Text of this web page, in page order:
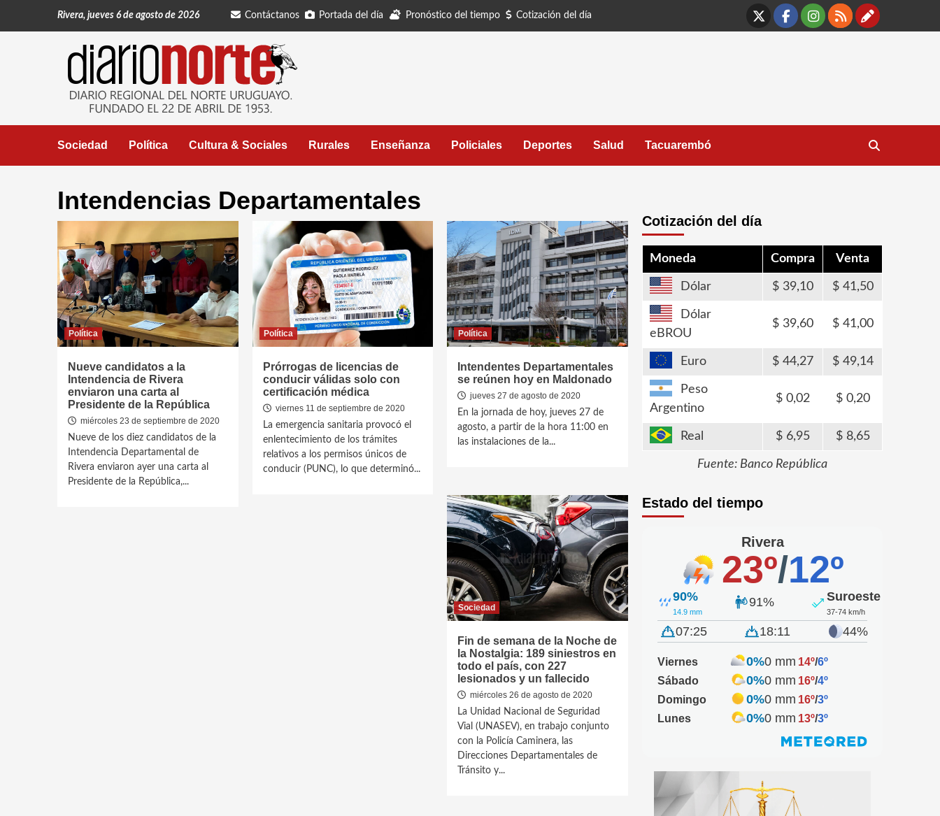
Rivera, jueves 6 de agosto de 2026 Contáctanos Portada del día Pronóstico del tiempo Cotización del día
X Facebook
Instagram
RSS
Sociedad Política Cultura & Sociales Rurales Enseñanza Policiales Deportes Salud Tacuarembó
Intendencias Departamentales
Política
Nueve candidatos a la
Intendencia de Rivera
enviaron una carta al
Presidente de la República
miércoles 23 de septiembre de 2020
Nueve de los diez candidatos de la
Intendencia Departamental de
Rivera enviaron ayer una carta al
Presidente de la República,...
Política
Prórrogas de licencias de
conducir válidas solo con
certificación médica
viernes 11 de septiembre de 2020
La emergencia sanitaria provocó el
enlentecimiento de los trámites
relativos a los permisos únicos de
conducir (PUNC), lo que determinó...
Política
Intendentes Departamentales
se reúnen hoy en Maldonado
jueves 27 de agosto de 2020
En la jornada de hoy, jueves 27 de
agosto, a partir de la hora 11:00 en
las instalaciones de la...
Sociedad
Fin de semana de la Noche de
la Nostalgia: 189 siniestros en
todo el país, con 227
lesionados y un fallecido
miércoles 26 de agosto de 2020
La Unidad Nacional de Seguridad
Vial (UNASEV), en trabajo conjunto
con la Policía Caminera, las
Direcciones Departamentales de
Tránsito y...
Cotización del día
Moneda Compra Venta
Dólar 39,10 41,50
Dólar
eBROU
39,60 41,00
Euro 44,27 49,14
Peso
Argentino
0,02 0,20
Real 6,95 8,65
Fuente: Banco República
Estado del tiempo
Rivera
23º/12º
90%
14.9 mm
91% Suroeste
37-74 km/h
07:25 18:11 44%
Viernes 0%0 mm 14º/6º
Sábado
0%0 mm 16º/4º
Domingo
0%0 mm 16º/3º
Lunes
0%0 mm 13º/3º